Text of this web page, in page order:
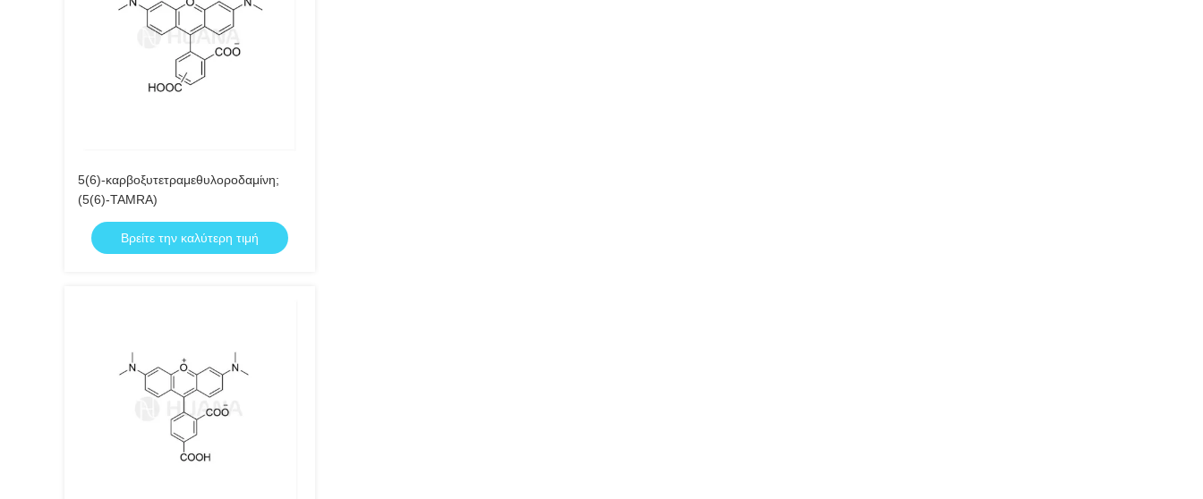
5(6)-καρβοξυτετραμεθυλοροδαμίνη;
(5(6)-TAMRA)
Βρείτε την καλύτερη τιμή